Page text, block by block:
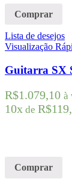
Comprar
Lista de desejos
Visualização
Guitarra SX
R$1.079,10 à
10x de R$
Comprar